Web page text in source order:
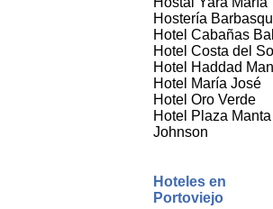
Hostería
Hotel Cabañas
Hotel Costa del Sol
Hotel Haddad
Hotel María José
Hotel Oro Verde
Hotel Plaza
Johnson
Hoteles en
Portoviejo